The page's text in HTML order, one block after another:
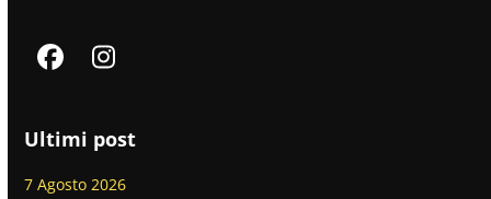
FacebookInstagram
Ultimi post
7 Agosto 2026